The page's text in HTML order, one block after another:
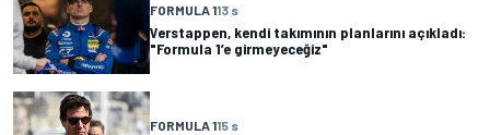
FORMULA 113 s
Verstappen, kendi takımının planlarını açıkladı:
"Formula 1’e girmeyeceğiz"
FORMULA 115 s